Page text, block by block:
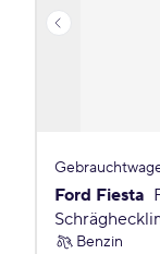
Ford Fiesta
Benzin